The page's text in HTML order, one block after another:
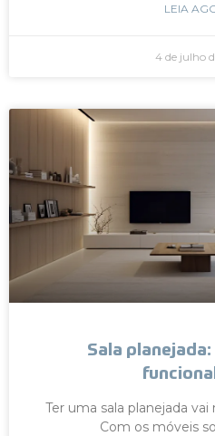
LEIA
4 de julho
Sala
Ter uma sala planejada
Com os móveis